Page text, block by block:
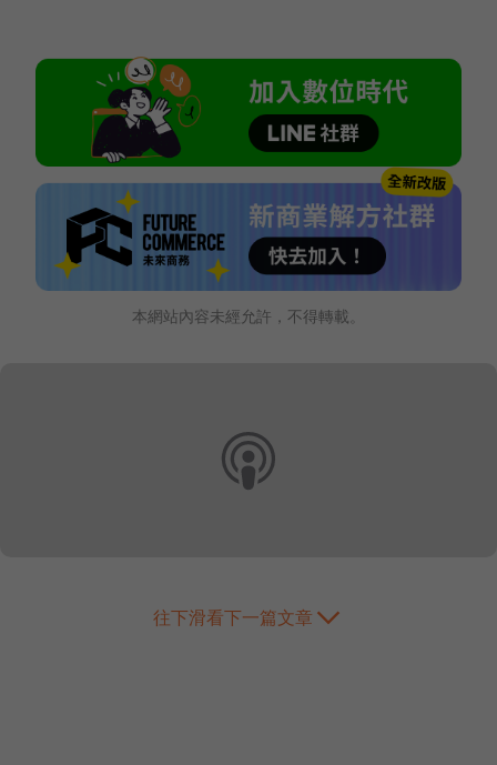
本網站內容未經允許，不得轉載。
往下滑看下一篇文章